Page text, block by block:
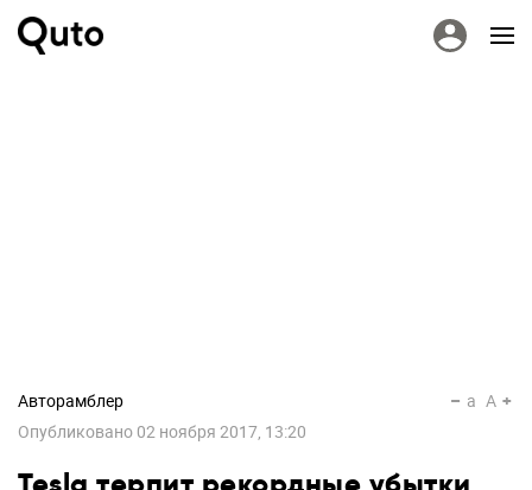
Авторамблер
Опубликовано 02 ноября 2017, 13:20
a A